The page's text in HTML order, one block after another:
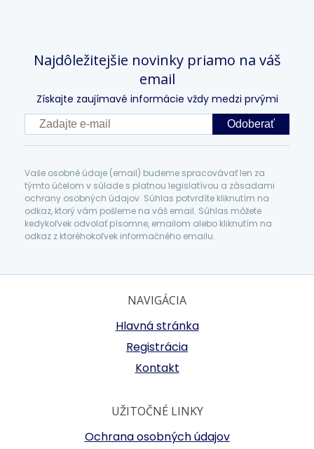
Najdôležitejšie novinky priamo na váš
email
Získajte zaujímavé informácie vždy medzi prvými
Odoberať
Vaše osobné údaje (email) budeme spracovávať len za
týmto účelom v súlade s platnou legislatívou a zásadami
ochrany osobných údajov. Súhlas potvrdíte kliknutím na
odkaz, ktorý vám pošleme na váš email. Súhlas môžete
kedykoľvek odvolať písomne, emailom alebo kliknutím na
odkaz z ktoréhokoľvek informačného emailu.
NAVIGÁCIA
Hlavná stránka
Registrácia
Kontakt
UŽITOČNÉ LINKY
Ochrana osobných údajov